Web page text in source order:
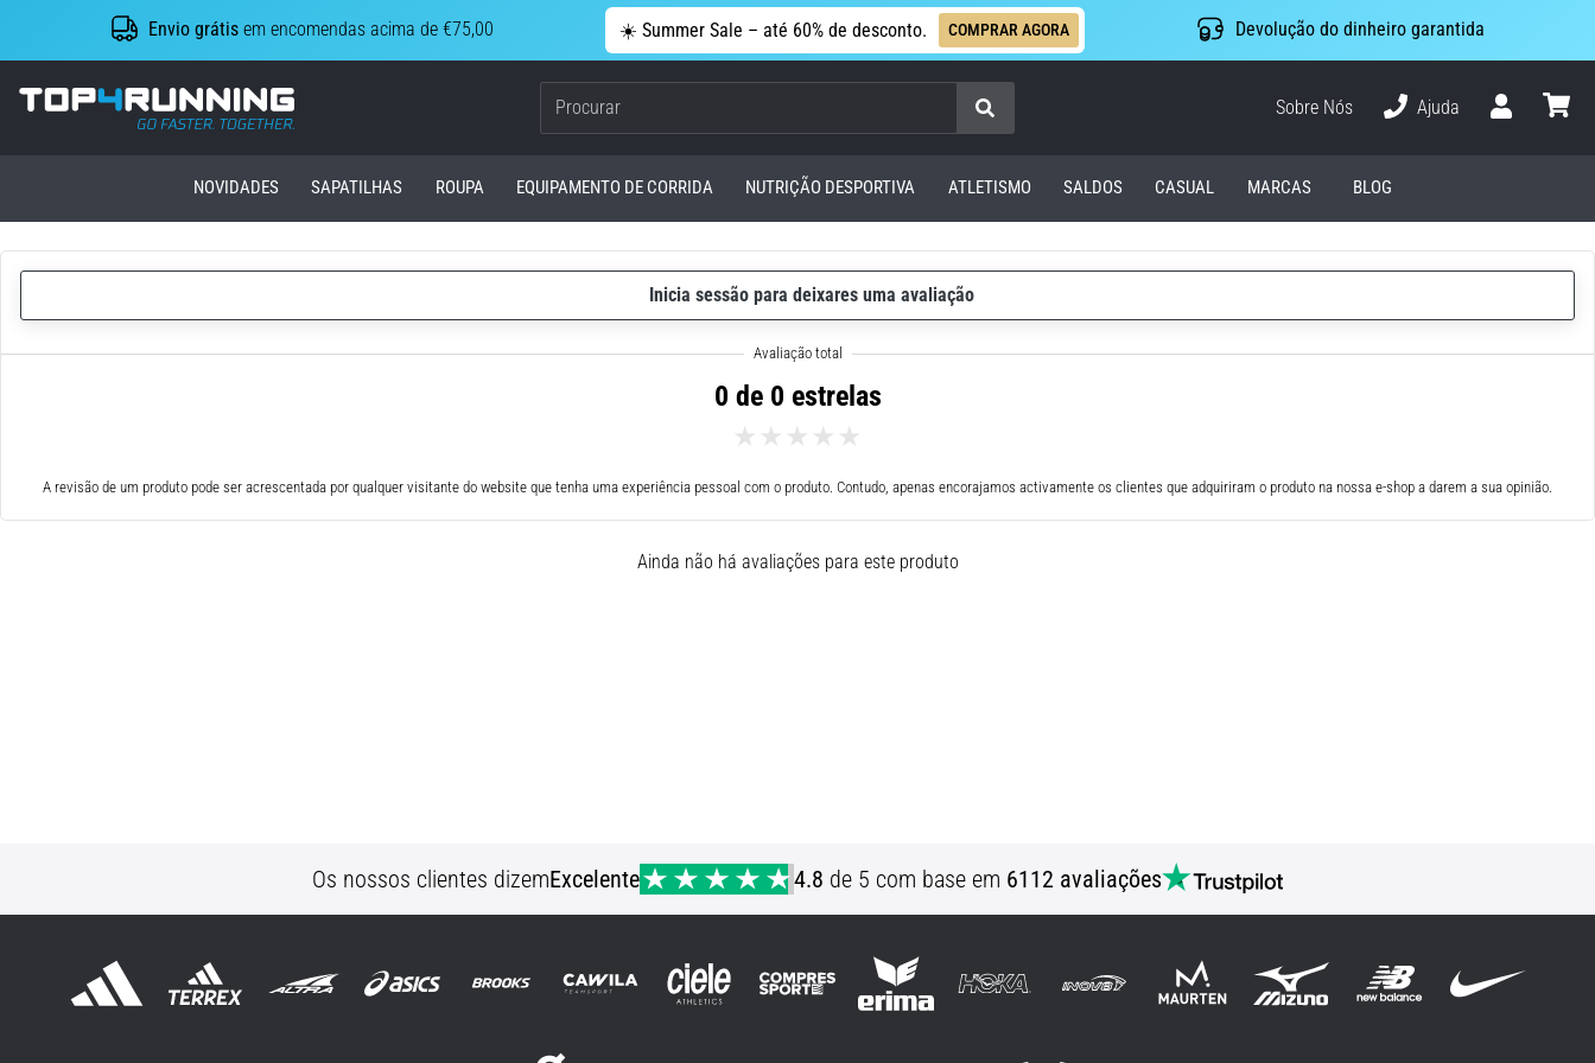
Envio grátis em encomendas acima de €75,00 ☀️ Summer Sale – até 60% de desconto. COMPRAR AGORA Devolução do dinheiro garantida
Top4Running.pt
Procurar
Sobre Nós
Ajuda
NOVIDADES SAPATILHAS ROUPA EQUIPAMENTO DE CORRIDA NUTRIÇÃO DESPORTIVA ATLETISMO SALDOS CASUAL MARCAS BLOG
Inicia sessão para deixares uma avaliação
0 de 0 estrelas
A revisão de um produto pode ser acrescentada por qualquer visitante do website que tenha uma experiência pessoal com o produto. Contudo, apenas encorajamos activamente os clientes que adquiriram o produto na nossa e-shop a darem a sua opinião.
Ainda não há avaliações para este produto
Os nossos clientes dizemExcelente 4.8 de 5 com base em 6112 avaliações